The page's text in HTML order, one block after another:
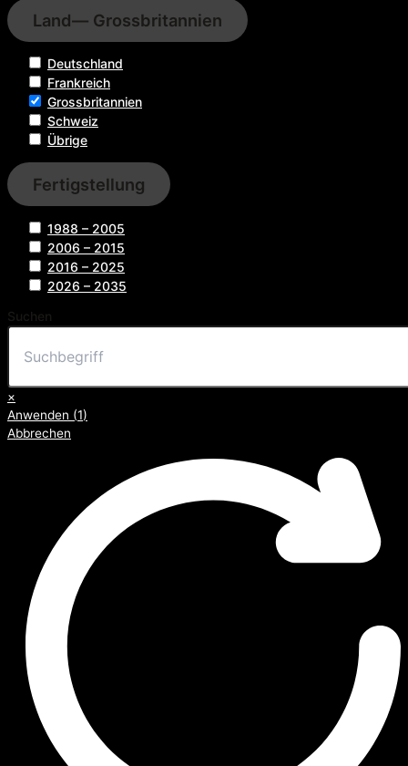
Land— Grossbritannien
Deutschland
Frankreich
Grossbritannien
Schweiz
Übrige
Fertigstellung
1988 – 2005
2006 – 2015
2016 – 2025
2026 – 2035
Suchen
×
Anwenden (1)
Abbrechen